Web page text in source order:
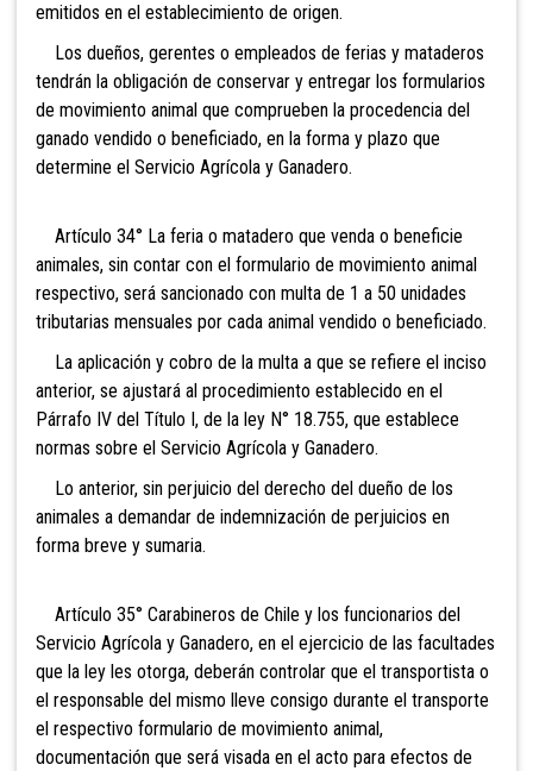
emitidos en el establecimiento de origen.
Los dueños, gerentes o empleados de ferias y mataderos
tendrán la obligación de conservar y entregar los formularios
de movimiento animal que comprueben la procedencia del
ganado vendido o beneficiado, en la forma y plazo que
determine el Servicio Agrícola y Ganadero.
Artículo 34° La feria o matadero que venda o beneficie
animales, sin contar con el formulario de movimiento animal
respectivo, será sancionado con multa de 1 a 50 unidades
tributarias mensuales por cada animal vendido o beneficiado.
La aplicación y cobro de la multa a que se refiere el inciso
anterior, se ajustará al procedimiento establecido en el
Párrafo IV del Título I, de la ley N° 18.755, que establece
normas sobre el Servicio Agrícola y Ganadero.
Lo anterior, sin perjuicio del derecho del dueño de los
animales a demandar de indemnización de perjuicios en
forma breve y sumaria.
Artículo 35° Carabineros de Chile y los funcionarios del
Servicio Agrícola y Ganadero, en el ejercicio de las facultades
que la ley les otorga, deberán controlar que el transportista o
el responsable del mismo lleve consigo durante el transporte
el respectivo formulario de movimiento animal,
documentación que será visada en el acto para efectos de